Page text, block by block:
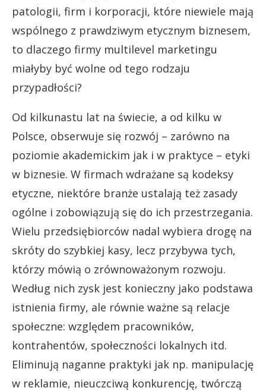
patologii, firm i korporacji, które niewiele mają
wspólnego z prawdziwym etycznym biznesem,
to dlaczego firmy multilevel marketingu
miałyby być wolne od tego rodzaju
przypadłości?
Od kilkunastu lat na świecie, a od kilku w
Polsce, obserwuje się rozwój – zarówno na
poziomie akademickim jak i w praktyce – etyki
w biznesie. W firmach wdrażane są kodeksy
etyczne, niektóre branże ustalają też zasady
ogólne i zobowiązują się do ich przestrzegania.
Wielu przedsiębiorców nadal wybiera drogę na
skróty do szybkiej kasy, lecz przybywa tych,
którzy mówią o zrównoważonym rozwoju.
Według nich zysk jest konieczny jako podstawa
istnienia firmy, ale równie ważne są relacje
społeczne: względem pracowników,
kontrahentów, społeczności lokalnych itd.
Eliminują naganne praktyki jak np. manipulację
w reklamie, nieuczciwą konkurencję, twórczą